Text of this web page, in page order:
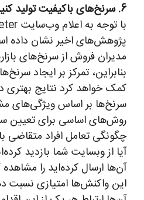
6. سرنخ‌های باکیفیت تولید کنید
مدیران فروش از سرنخ‌های
بنابراین، تمرکز بر ایجاد
کمک خواهد کرد نتایج بهتری
سرنخ‌ها بر اساس ویژگی‌های
روش‌های اساسی برای تعیین
چگونگی تعامل افراد متقاضی
آیا از وبسایت شما بازدید
آن‌ها ارسال کرده‌اید را
این واکنش‌ها امتیازی نسبت